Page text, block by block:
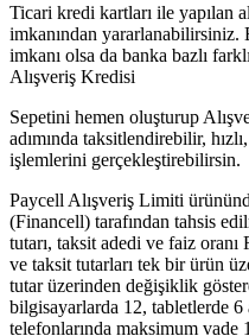
Ticari kredi kartları ile yapılan
imkanından yararlanabilirsiniz.
imkanı olsa da banka bazlı
Alışveriş Kredisi
Sepetini hemen oluşturup
adımında taksitlendirebilir,
işlemlerini gerçekleştirebilirsin.
Paycell Alışveriş Limiti
(Financell) tarafından tahsis
tutarı, taksit adedi ve faiz
ve taksit tutarları tek bir ürün
tutar üzerinden değişiklik
bilgisayarlarda 12, tabletlerde
telefonlarında maksimum